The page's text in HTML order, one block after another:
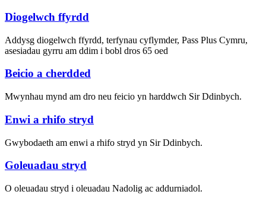
Diogelwch ffyrdd
Addysg diogelwch ffyrdd, terfynau cyflymder, Pass Plus Cymru,
asesiadau gyrru am ddim i bobl dros 65 oed
Beicio a cherdded
Mwynhau mynd am dro neu feicio yn harddwch Sir Ddinbych.
Enwi a rhifo stryd
Gwybodaeth am enwi a rhifo stryd yn Sir Ddinbych.
Goleuadau stryd
O oleuadau stryd i oleuadau Nadolig ac addurniadol.